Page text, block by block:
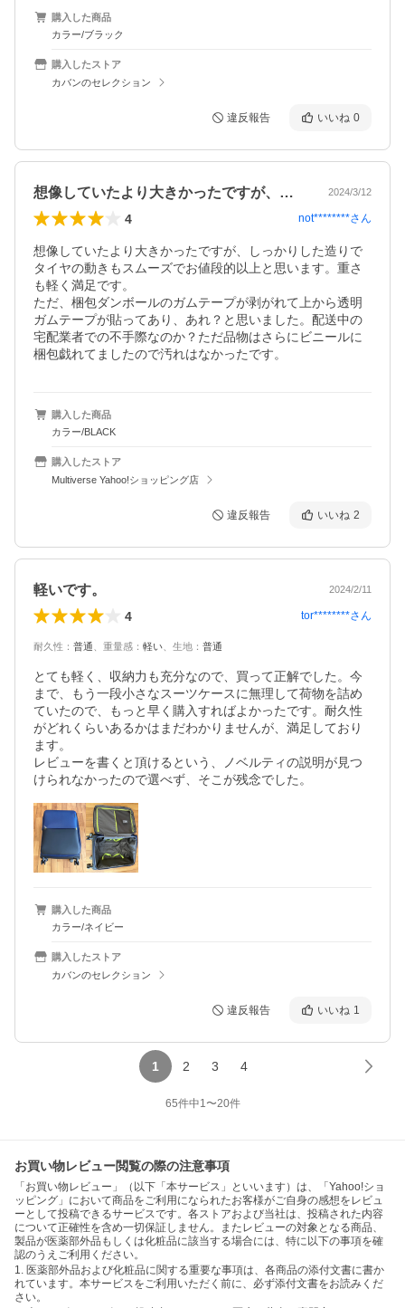
購入した商品
カラー/ブラック
購入したストア
カバンのセレクション
違反報告 いいね 0
想像していたより大きかったですが、しっ… 2024/3/12
4 not********さん
想像していたより大きかったですが、しっかりした造りで
タイヤの動きもスムーズでお値段的以上と思います。重さ
も軽く満足です。
ただ、梱包ダンボールのガムテープが剥がれて上から透明
ガムテープが貼ってあり、あれ？と思いました。配送中の
宅配業者での不手際なのか？ただ品物はさらにビニールに
購入した商品
カラー/BLACK
購入したストア
Multiverse Yahoo!ショッピング店
違反報告 いいね 2
軽いです。 2024/2/11
4 tor********さん
耐久性 ： 普通 重量感 ： 軽い 生地 ： 普通
とても軽く、収納力も充分なので、買って正解でした。今
まで、もう一段小さなスーツケースに無理して荷物を詰め
ていたので、もっと早く購入すればよかったです。耐久性
がどれくらいあるかはまだわかりませんが、満足しており
ます。
レビューを書くと頂けるという、ノベルティの説明が見つ
けられなかったので選べず、そこが残念でした。
購入した商品
カラー/ネイビー
購入したストア
カバンのセレクション
違反報告 いいね 1
1 2 3 4
65件中1〜20件
お買い物レビュー閲覧の際の注意事項
「お買い物レビュー」（以下「本サービス」といいます）は、「Yahoo!ショ
ッピング」において商品をご利用になられたお客様がご自身の感想をレビュ
ーとして投稿できるサービスです。各ストアおよび当社は、投稿された内容
について正確性を含め一切保証しません。またレビューの対象となる商品、
製品が医薬部外品もしくは化粧品に該当する場合には、特に以下の事項を確
認のうえご利用ください。
1. 医薬部外品および化粧品に関する重要な事項は、各商品の添付文書に書か
れています。本サービスをご利用いただく前に、必ず添付文書をお読みくだ
さい。